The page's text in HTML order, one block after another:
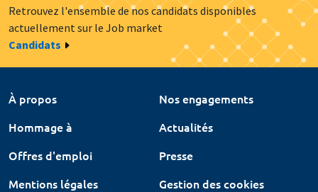
Retrouvez l'ensemble de nos candidats disponibles
actuellement sur le Job market
Candidats
À propos
Nos engagements
Hommage à
Actualités
Offres d'emploi
Presse
Mentions légales
Gestion des cookies